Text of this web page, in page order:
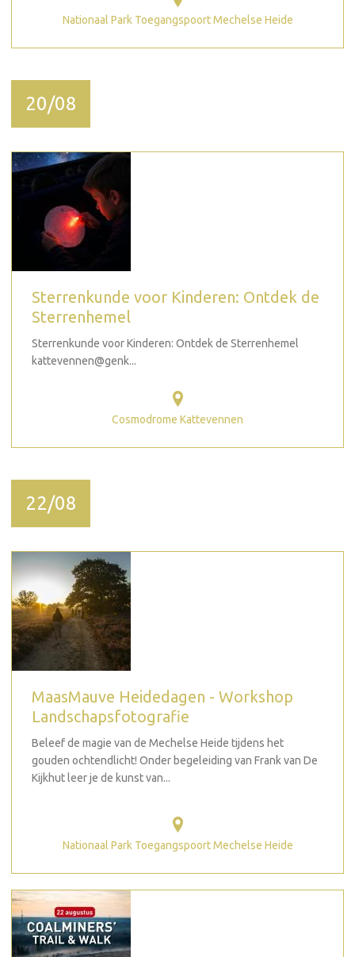
Nationaal Park Toegangspoort Mechelse Heide
20/08
Sterrenkunde voor Kinderen: Ontdek de
Sterrenhemel
Sterrenkunde voor Kinderen: Ontdek de Sterrenhemel
kattevennen@genk...
Cosmodrome Kattevennen
22/08
MaasMauve Heidedagen - Workshop
Landschapsfotografie
Beleef de magie van de Mechelse Heide tijdens het
gouden ochtendlicht! Onder begeleiding van Frank van De
Kijkhut leer je de kunst van...
Nationaal Park Toegangspoort Mechelse Heide